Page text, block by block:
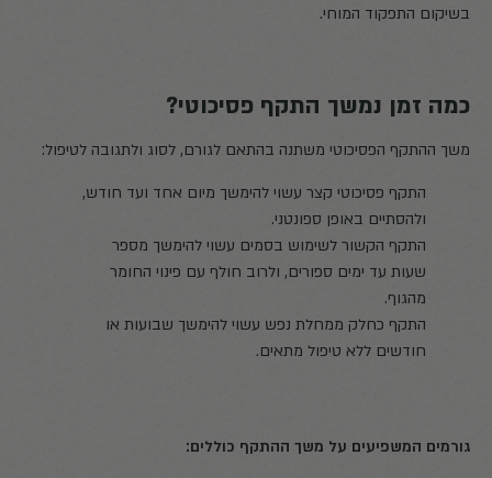
בשיקום התפקוד המוחי.
כמה זמן נמשך התקף פסיכוטי?
משך ההתקף הפסיכוטי משתנה בהתאם לגורם, לסוג ולתגובה לטיפול:
התקף פסיכוטי קצר עשוי להימשך מיום אחד ועד חודש,
ולהסתיים באופן ספונטני.
התקף הקשור לשימוש בסמים עשוי להימשך מספר
שעות עד ימים ספורים, ולרוב חולף עם פינוי החומר
מהגוף.
התקף כחלק ממחלת נפש עשוי להימשך שבועות או
חודשים ללא טיפול מתאים.
גורמים המשפיעים על משך ההתקף כוללים: